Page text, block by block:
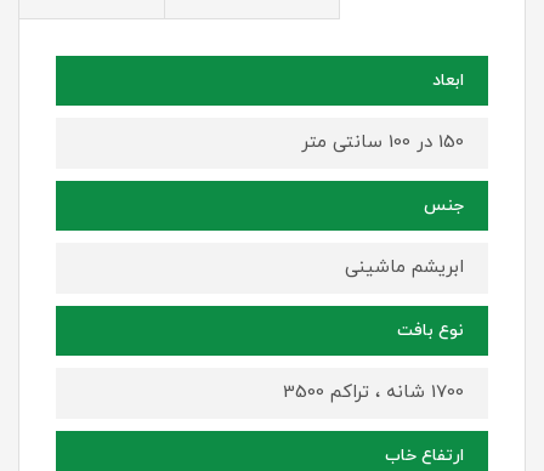
ابعاد
150 در 100 سانتی متر
جنس
ابریشم ماشینی
نوع بافت
1700 شانه ، تراکم 3500
ارتفاع خاب